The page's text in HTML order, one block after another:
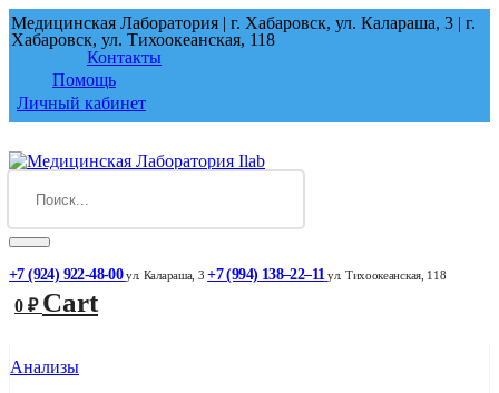
Медицинская Лаборатория | г. Хабаровск, ул. Калараша, 3 | г.
Хабаровск, ул. ​Тихоокеанская, 118
Контакты
Помощь
Личный кабинет
+7 (924) 922-48-00 ул. ​Калараша, 3 +7 (994) 138‒22‒11 ул. ​Тихоокеанская, 118
0 ₽ Cart
Анализы